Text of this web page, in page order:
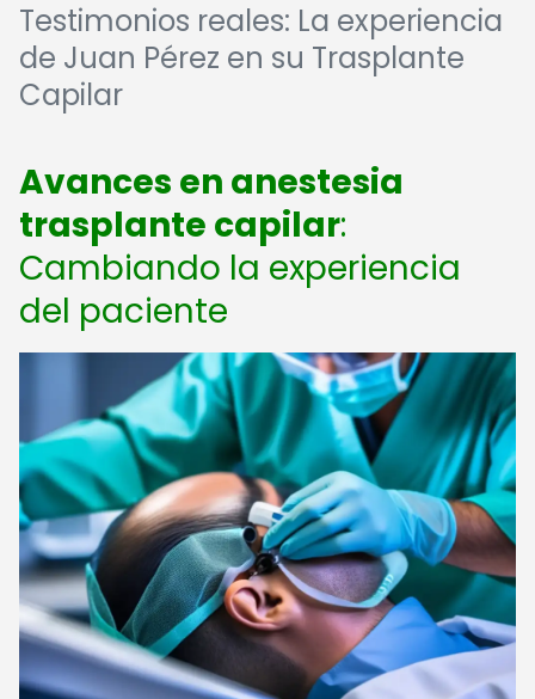
Testimonios reales: La experiencia
de Juan Pérez en su Trasplante
Capilar
Avances en anestesia
trasplante capilar:
Cambiando la experiencia
del paciente